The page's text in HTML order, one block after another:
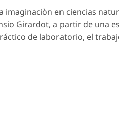
en ciencias
Girardot, a partir de una
de laboratorio, el